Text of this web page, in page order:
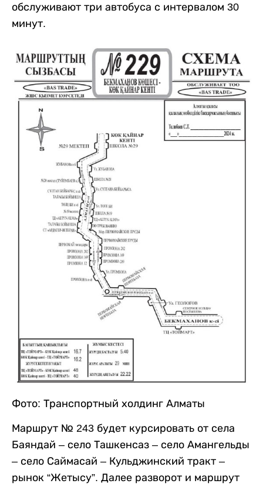
обслуживают три автобуса с интервалом 30
минут.
Фото: Транспортный холдинг Алматы
Маршрут № 243 будет курсировать от села
Баяндай – село Ташкенсаз – село Амангельды
– село Саймасай – Кульджинский тракт –
рынок “Жетысу”. Далее разворот и маршрут